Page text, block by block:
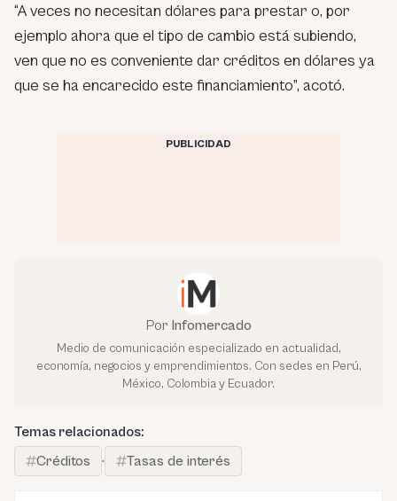
“A veces no necesitan dólares para prestar o, por
ejemplo ahora que el tipo de cambio está subiendo,
ven que no es conveniente dar créditos en dólares ya
que se ha encarecido este financiamiento”, acotó.
PUBLICIDAD
Por Infomercado
Medio de comunicación especializado en actualidad,
economía, negocios y emprendimientos. Con sedes en Perú,
México, Colombia y Ecuador.
Temas relacionados:
Créditos
· Tasas de interés